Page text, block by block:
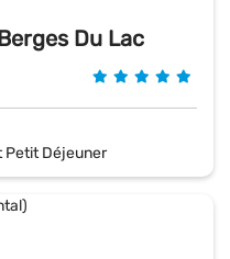
Du Lac
Petit Déjeuner